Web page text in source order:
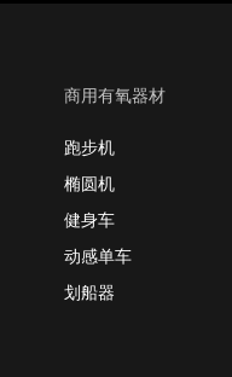
商用有氧器材
跑步机
椭圆机
健身车
动感单车
划船器